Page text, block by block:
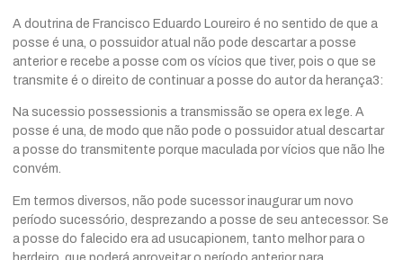
A doutrina de Francisco Eduardo Loureiro é no sentido de que a
posse é una, o possuidor atual não pode descartar a posse
anterior e recebe a posse com os vícios que tiver, pois o que se
transmite é o direito de continuar a posse do autor da herança3:
Na sucessio possessionis a transmissão se opera ex lege. A
posse é una, de modo que não pode o possuidor atual descartar
a posse do transmitente porque maculada por vícios que não lhe
convém.
Em termos diversos, não pode sucessor inaugurar um novo
período sucessório, desprezando a posse de seu antecessor. Se
a posse do falecido era ad usucapionem, tanto melhor para o